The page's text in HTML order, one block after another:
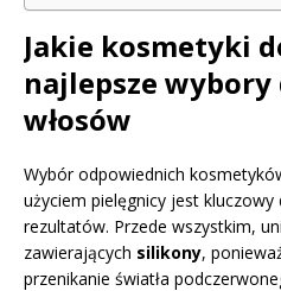
Jakie kosmetyki
najlepsze
włosów
Wybór odpowiednich
użyciem pielęgnicy jest
rezultatów. Przede wszystkim,
zawierających silikony,
przenikanie światła